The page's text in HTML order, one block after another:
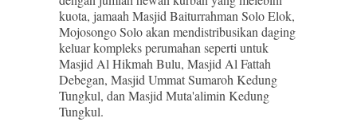
kuota, jamaah Masjid Baiturrahman Solo Elok,
Mojosongo Solo akan mendistribusikan daging
keluar kompleks perumahan seperti untuk
Masjid Al Hikmah Bulu, Masjid Al Fattah
Debegan, Masjid Ummat Sumaroh Kedung
Tungkul, dan Masjid Muta'alimin Kedung
Tungkul.